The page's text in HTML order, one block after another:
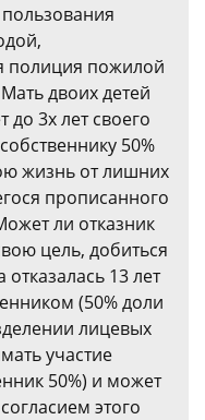
полиция пожилой
двоих детей
до 3х лет своего
50%
жизнь от лишних
прописанного
ли отказник
цель, добиться
13 лет
(50% доли
лицевых
участие
50%) и может
этого